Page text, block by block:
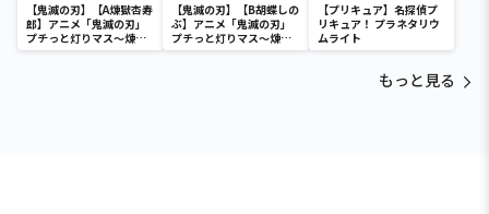
【鬼滅の刃】【A煉獄杏寿
郎】アニメ「鬼滅の刃」
プチっと灯りマス～煉獄
杏寿郎・胡蝶しのぶ～
【鬼滅の刃】【B胡蝶しの
ぶ】アニメ「鬼滅の刃」
プチっと灯りマス～煉獄
杏寿郎・胡蝶しのぶ～
【プリキュア】名探偵プ
リキュア！ プラネタリウ
ムライト
もっと見る